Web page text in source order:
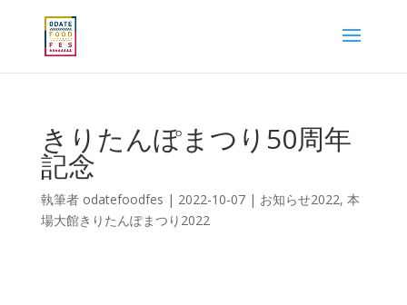
きりたんぽまつり50周年
記念
執筆者 odatefoodfes | 2022-10-07| お知らせ2022, 本
場大館きりたんぽまつり2022